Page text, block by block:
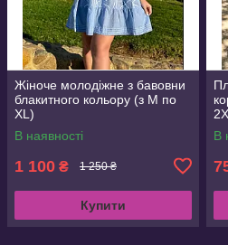
Жіноче молодіжне з бавовни
блакитного кольору (з M по
XL)
В наявності
1 100 ₴ 1 250 ₴
Купити
В